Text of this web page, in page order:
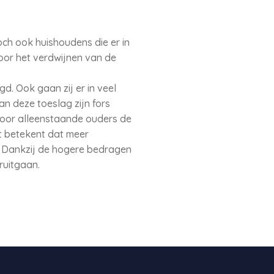
ook huishoudens die er in
het verdwijnen van de
Ook gaan zij er in veel
deze toeslag zijn fors
alleenstaande ouders de
betekent dat meer
de hogere bedragen